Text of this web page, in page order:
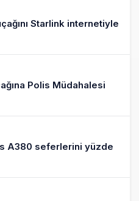
Starlink internetiyle
Polis Müdahalesi
A380 seferlerini yüzde